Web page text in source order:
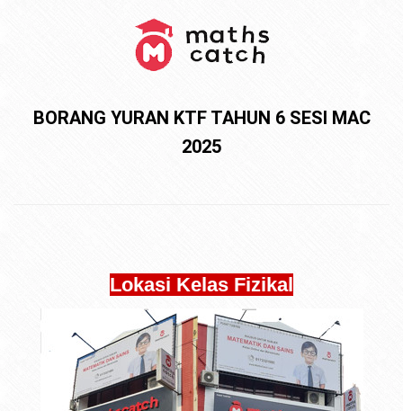
BORANG YURAN KTF TAHUN 6 SESI MAC
2025
Lokasi Kelas Fizikal